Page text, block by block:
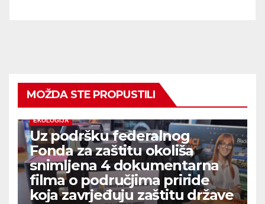
MOŽDA STE PROPUSTILI
EKOLOGIJA
Uz podršku federalnog
Fonda za zaštitu okoliša
snimljena 4 dokumentarna
filma o područjima priride
koja zavrjeđuju zaštitu države